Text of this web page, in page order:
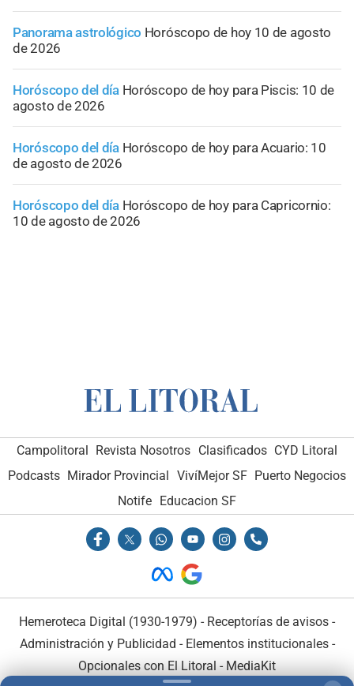
Panorama astrológico Horóscopo de hoy 10 de agosto
de 2026
Horóscopo del día Horóscopo de hoy para Piscis: 10 de
agosto de 2026
Horóscopo del día Horóscopo de hoy para Acuario: 10
de agosto de 2026
Horóscopo del día Horóscopo de hoy para Capricornio:
10 de agosto de 2026
Campolitoral Revista Nosotros Clasificados CYD Litoral
Podcasts Mirador Provincial VivíMejor SF Puerto Negocios
Notife Educacion SF
Hemeroteca Digital (1930-1979) - Receptorías de avisos -
Administración y Publicidad - Elementos institucionales-
Opcionales con El Litoral - MediaKit